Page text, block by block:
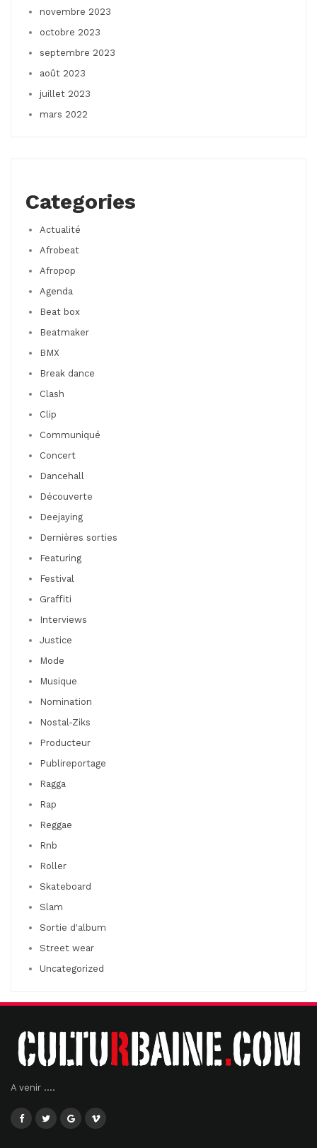
novembre 2023
octobre 2023
septembre 2023
août 2023
juillet 2023
mars 2022
Categories
Actualité
Afrobeat
Afropop
Agenda
Beat box
Beatmaker
BMX
Break dance
Clash
Clip
Communiqué
Concert
Dancehall
Découverte
Deejaying
Dernières sorties
Featuring
Festival
Graffiti
Interviews
Justice
Mode
Musique
Nomination
Nostal-Ziks
Producteur
Publireportage
Ragga
Rap
Reggae
Rnb
Roller
Skateboard
Slam
Sortie d'album
Street wear
Uncategorized
A venir ....